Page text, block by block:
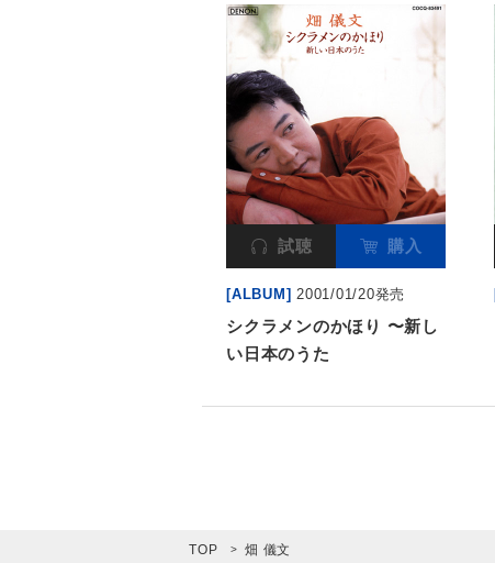
試聴 購入
[ALBUM] 2001/01/20発売
シクラメンのかほり 〜新し
い日本のうた
TOP 畑 儀文